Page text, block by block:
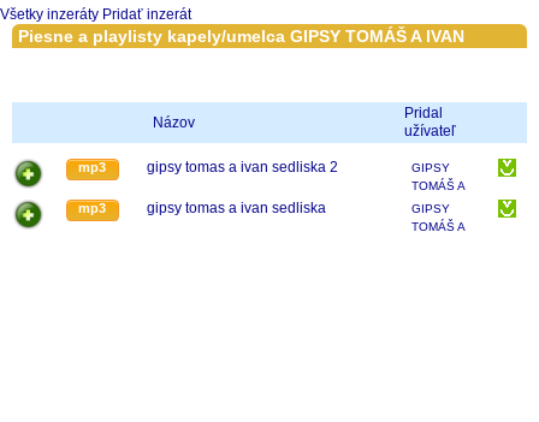
Všetky inzeráty Pridať inzerát
Piesne a playlisty kapely/umelca GIPSY TOMÁŠ A IVAN
Názov
Pridal
užívateľ
mp3 gipsy tomas a ivan sedliska 2
GIPSY
TOMÁŠ A
IVAN
mp3 gipsy tomas a ivan sedliska
GIPSY
TOMÁŠ A